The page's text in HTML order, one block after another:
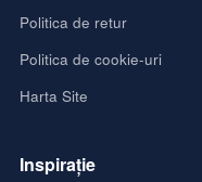
Politica de retur
Politica de cookie-uri
Harta Site
Inspirație